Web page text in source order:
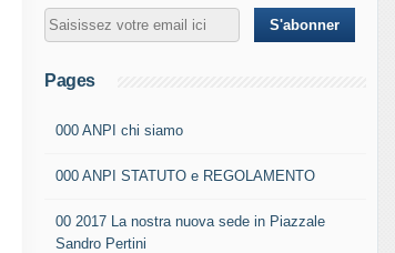
Pages
000 ANPI chi siamo
000 ANPI STATUTO e REGOLAMENTO
00 2017 La nostra nuova sede in Piazzale
Sandro Pertini